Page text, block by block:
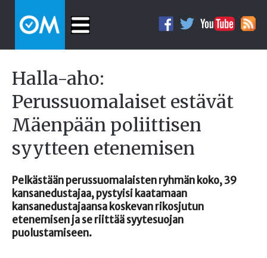
Halla-aho:
Perussuomalaiset estävät
Mäenpään poliittisen
syytteen etenemisen
Pelkästään perussuomalaisten ryhmän koko, 39
kansanedustajaa, pystyisi kaatamaan
kansanedustajaansa koskevan rikosjutun
etenemisen ja se riittää syytesuojan
puolustamiseen.